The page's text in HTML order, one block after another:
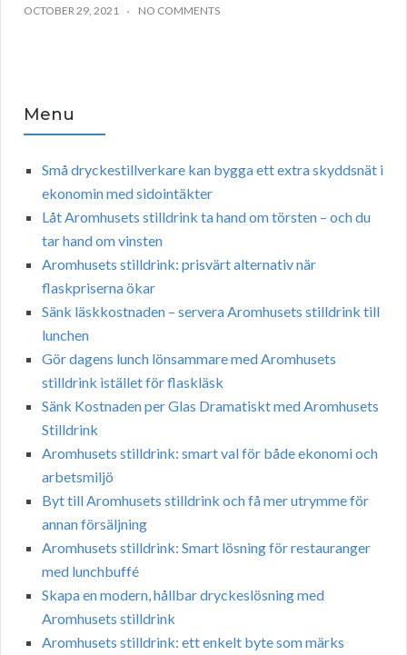
OCTOBER 29, 2021 NO COMMENTS
Menu
Små dryckestillverkare kan bygga ett extra skyddsnät i
ekonomin med sidointäkter
Låt Aromhusets stilldrink ta hand om törsten – och du
tar hand om vinsten
Aromhusets stilldrink: prisvärt alternativ när
flaskpriserna ökar
Sänk läskkostnaden – servera Aromhusets stilldrink till
lunchen
Gör dagens lunch lönsammare med Aromhusets
stilldrink istället för flaskläsk
Sänk Kostnaden per Glas Dramatiskt med Aromhusets
Stilldrink
Aromhusets stilldrink: smart val för både ekonomi och
arbetsmiljö
Byt till Aromhusets stilldrink och få mer utrymme för
annan försäljning
Aromhusets stilldrink: Smart lösning för restauranger
med lunchbuffé
Skapa en modern, hållbar dryckeslösning med
Aromhusets stilldrink
Aromhusets stilldrink: ett enkelt byte som märks